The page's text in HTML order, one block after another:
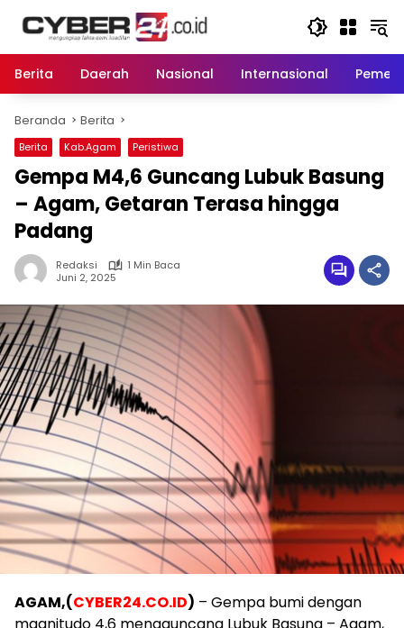
Berita
Daerah Nasional Internasional
Beranda Berita
Berita Kab.Agam Peristiwa
Gempa M4,6 Guncang Lubuk Basung
– Agam, Getaran Terasa hingga
Padang
Redaksi
1 Min Baca
Juni 2, 2025
AGAM,(CYBER24.CO.ID) – Gempa bumi dengan
magnitudo 4,6 mengguncang Lubuk Basung – Agam,